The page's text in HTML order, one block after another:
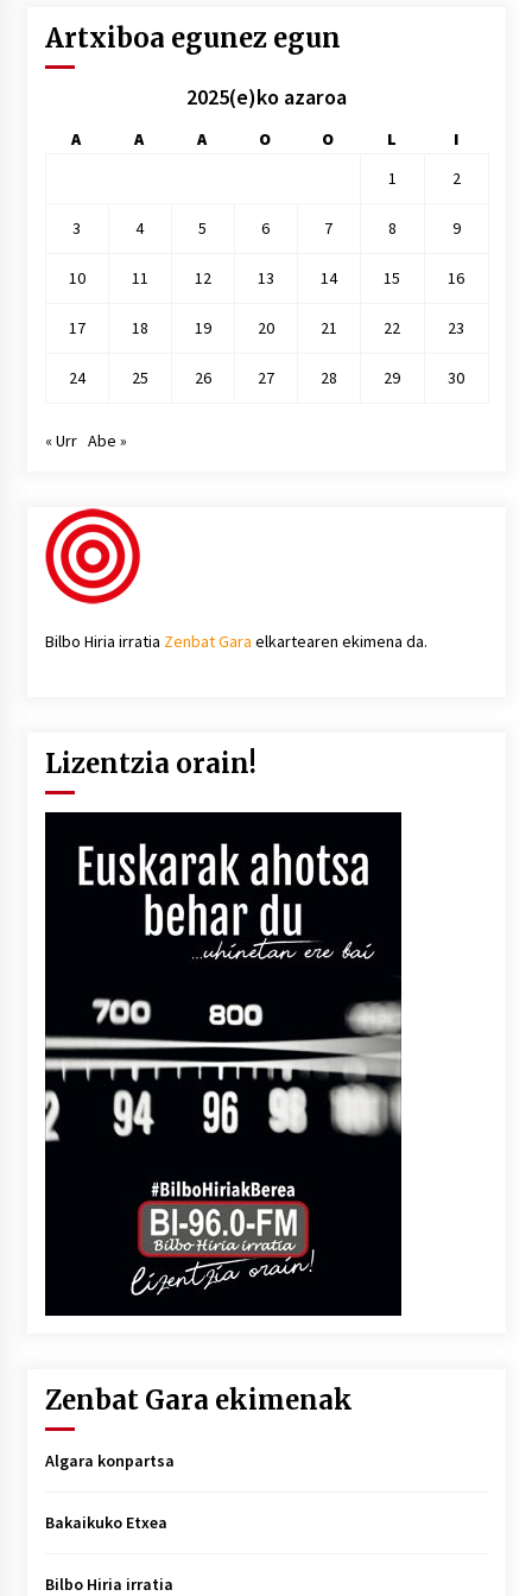
Artxiboa egunez egun
2025(e)ko azaroa
A A A O O L
I
1
2
3 4 5 6 7 8 9
10 11 12 13 14 15 16
17 18 19 20 21 22 23
24 25 26 27 28 29 30
« Urr Abe »
Bilbo Hiria irratia Zenbat Gara elkartearen ekimena da.
Lizentzia orain!
Zenbat Gara ekimenak
Algara konpartsa
Bakaikuko Etxea
Bilbo Hiria irratia